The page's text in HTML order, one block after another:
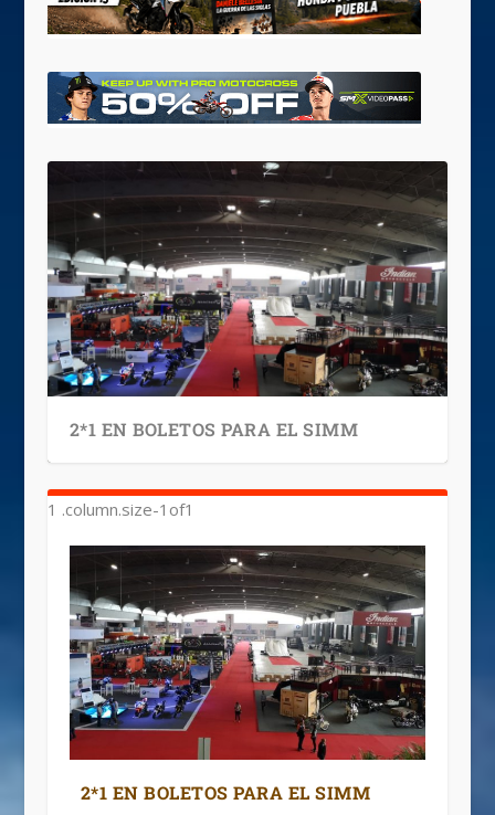
2*1 EN BOLETOS PARA EL SIMM
2*1 EN BOLETOS PARA EL SIMM